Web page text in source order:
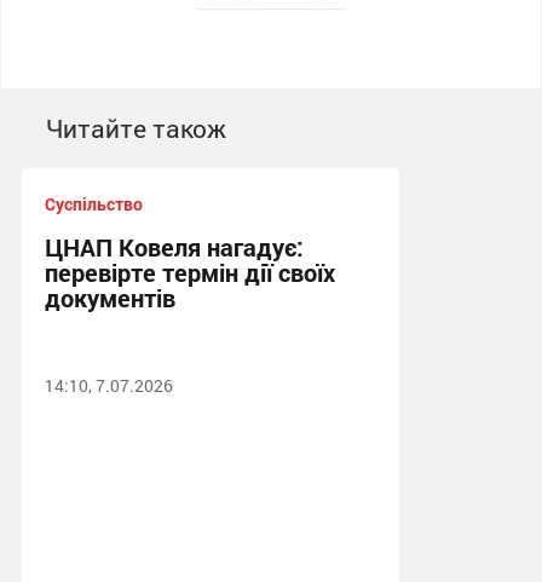
Читайте також
Суспільство
ЦНАП Ковеля нагадує:
перевірте термін дії своїх
документів
14:10, 7.07.2026